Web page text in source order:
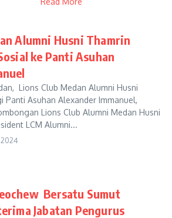
Alumni Husni Thamrin
ke Panti Asuhan
Lions Club Medan Alumni Husni
Panti Asuhan Alexander Immanuel,
Lions Club Alumni Medan Husni
LCM Alumni...
Bersatu Sumut
Jabatan Pengurus